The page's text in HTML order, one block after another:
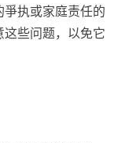
爭执或家庭责任的
这些问题，以免它